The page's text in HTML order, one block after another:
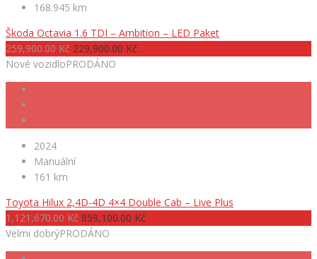
168.945 km
Škoda Octavia 1.6 TDI – Ambition – LED Paket
259,900.00 Kč 229,900.00 Kč
Nové vozidloPRODÁNO
2024
Manuální
161 km
Toyota Hilux 2,4D-4D 4×4 Double Cab – Live Plus
1,121,670.00 Kč 859,100.00 Kč
Velmi dobrýPRODÁNO